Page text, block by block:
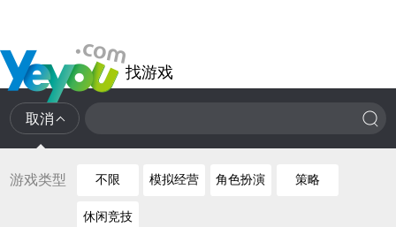
找游戏
取消
游戏类型 不限 模拟经营 角色扮演 策略
休闲竞技